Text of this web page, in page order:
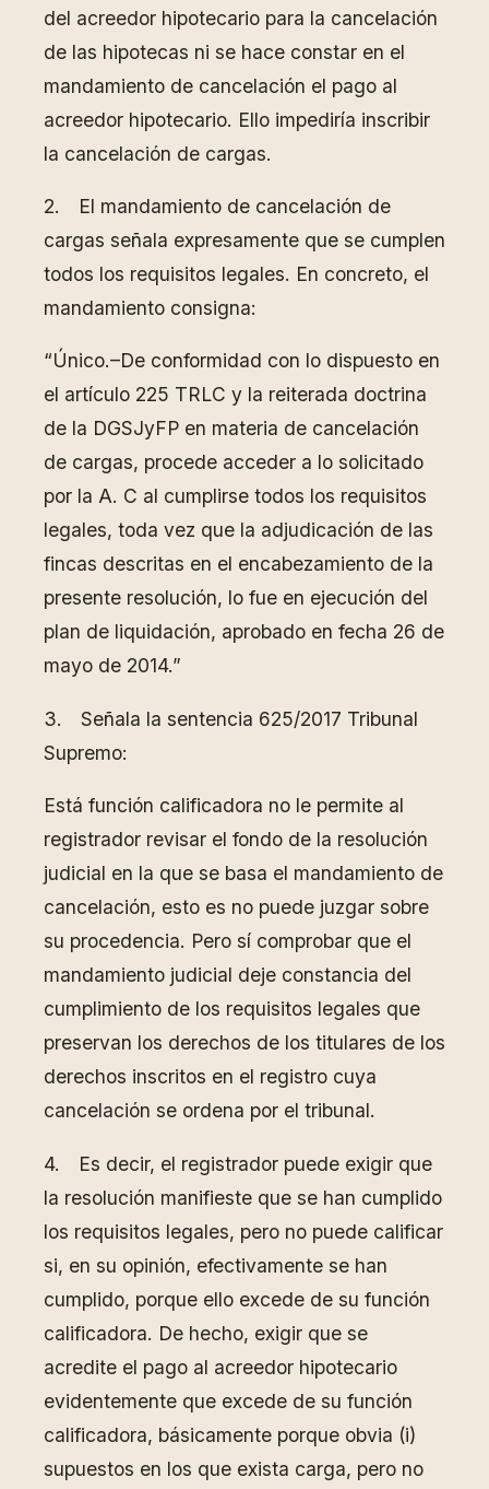
del acreedor hipotecario para la cancelación
de las hipotecas ni se hace constar en el
mandamiento de cancelación el pago al
acreedor hipotecario. Ello impediría inscribir
la cancelación de cargas.
2. El mandamiento de cancelación de
cargas señala expresamente que se cumplen
todos los requisitos legales. En concreto, el
mandamiento consigna:
“Único.–De conformidad con lo dispuesto en
el artículo 225 TRLC y la reiterada doctrina
de la DGSJyFP en materia de cancelación
de cargas, procede acceder a lo solicitado
por la A. C al cumplirse todos los requisitos
legales, toda vez que la adjudicación de las
fincas descritas en el encabezamiento de la
presente resolución, lo fue en ejecución del
plan de liquidación, aprobado en fecha 26 de
mayo de 2014.”
3. Señala la sentencia 625/2017 Tribunal
Supremo:
Está función calificadora no le permite al
registrador revisar el fondo de la resolución
judicial en la que se basa el mandamiento de
cancelación, esto es no puede juzgar sobre
su procedencia. Pero sí comprobar que el
mandamiento judicial deje constancia del
cumplimiento de los requisitos legales que
preservan los derechos de los titulares de los
derechos inscritos en el registro cuya
cancelación se ordena por el tribunal.
4. Es decir, el registrador puede exigir que
la resolución manifieste que se han cumplido
los requisitos legales, pero no puede calificar
si, en su opinión, efectivamente se han
cumplido, porque ello excede de su función
calificadora. De hecho, exigir que se
acredite el pago al acreedor hipotecario
evidentemente que excede de su función
calificadora, básicamente porque obvia (i)
supuestos en los que exista carga, pero no